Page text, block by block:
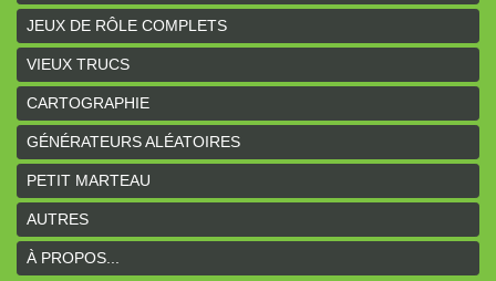
Coeurs Vaillants - Ogres de gel
Coeurs Vaillants - Compagnon2
Les bas-reliefs des Ruines de Zeriphar
N.YX
Sous l'ombre du Mont Yimsha
Coeurs Vaillants - Compagnon
Coeurs Vaillants // Gallant and Bold
JEUX DE RÔLE COMPLETS
VIEUX TRUCS
CARTOGRAPHIE
GÉNÉRATEURS ALÉATOIRES
PETIT MARTEAU
AUTRES
À PROPOS...